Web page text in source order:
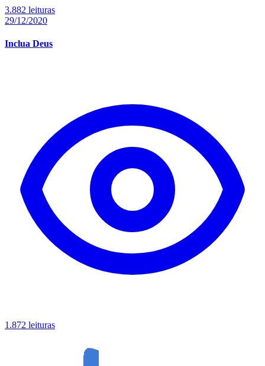
3.882 leituras
29/12/2020
Inclua Deus
1.872 leituras